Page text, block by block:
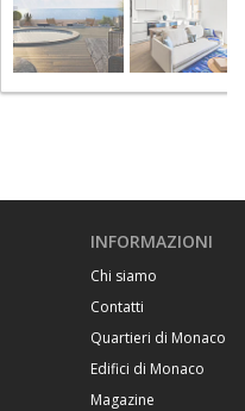
INFORMAZIONI
Chi siamo
Contatti
Quartieri di Monaco
Edifici di Monaco
Magazine